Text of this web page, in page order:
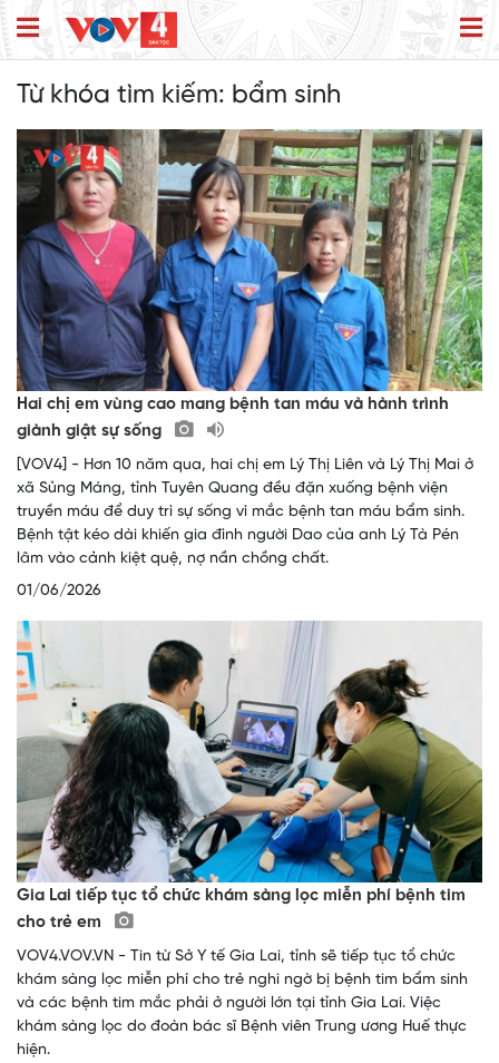
Từ khóa tìm kiếm: bẩm sinh
Hai chị em vùng cao mang bệnh tan máu và hành trình
giành giật sự sống
[VOV4] - Hơn 10 năm qua, hai chị em Lý Thị Liên và Lý Thị Mai ở
xã Sủng Máng, tỉnh Tuyên Quang đều đặn xuống bệnh viện
truyền máu để duy trì sự sống vì mắc bệnh tan máu bẩm sinh.
Bệnh tật kéo dài khiến gia đình người Dao của anh Lý Tà Pén
lâm vào cảnh kiệt quệ, nợ nần chồng chất.
01/06/2026
Gia Lai tiếp tục tổ chức khám sàng lọc miễn phí bệnh tim
cho trẻ em
VOV4.VOV.VN - Tin từ Sở Y tế Gia Lai, tỉnh sẽ tiếp tục tổ chức
khám sàng lọc miễn phí cho trẻ nghi ngờ bị bệnh tim bẩm sinh
và các bệnh tim mắc phải ở người lớn tại tỉnh Gia Lai. Việc
khám sàng lọc do đoàn bác sĩ Bệnh viên Trung ương Huế thực
hiện.